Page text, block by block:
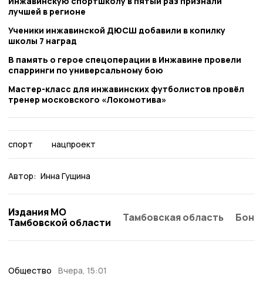
лучшей в регионе
Ученики инжавинской ДЮСШ добавили в копилку
школы 7 наград
В память о герое спецоперации в Инжавине провели
спарринги по универсальному бою
Мастер-класс для инжавинских футболистов провёл
тренер московского «Локомотива»
спорт нацпроект
Автор: Инна Гущина
Издания МО
Тамбовской области
Тамбовская область
Общество Вчера, 15:01